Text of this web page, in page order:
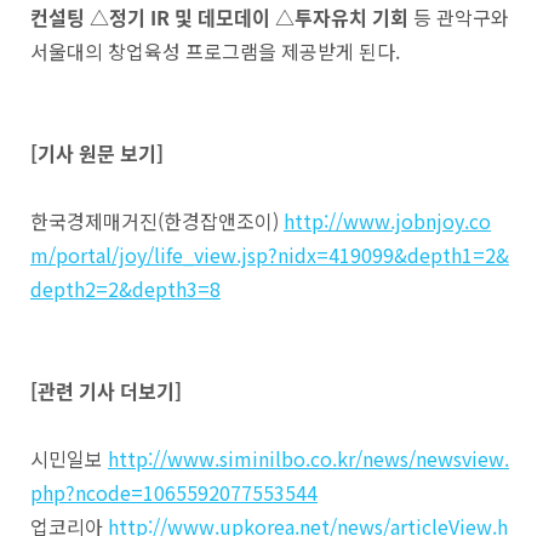
컨설팅 △정기 IR 및 데모데이 △투자유치 기회 등 관악구와
서울대의 창업육성 프로그램을 제공받게 된다.
[기사 원문 보기]
한국경제매거진(한경잡앤조이) http://www.jobnjoy.co
m/portal/joy/life_view.jsp?nidx=419099&depth1=2&
depth2=2&depth3=8
[관련 기사 더보기]
시민일보 http://www.siminilbo.co.kr/news/newsview.
php?ncode=1065592077553544
업코리아 http://www.upkorea.net/news/articleView.h